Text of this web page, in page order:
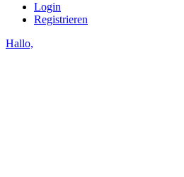
Login
Registrieren
Hallo,